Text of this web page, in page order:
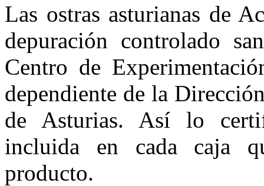
Las ostras asturianas de
depuración controlado
Centro de
dependiente de la
de Asturias. Así lo
incluida en cada caja
producto.